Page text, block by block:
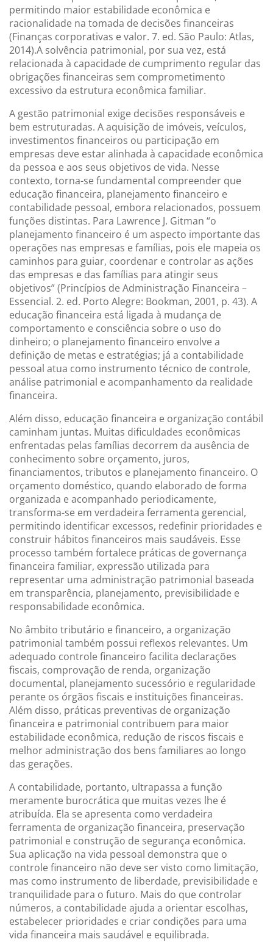
permitindo maior estabilidade econômica e
racionalidade na tomada de decisões financeiras
(Finanças corporativas e valor. 7. ed. São Paulo: Atlas,
2014).A solvência patrimonial, por sua vez, está
relacionada à capacidade de cumprimento regular das
obrigações financeiras sem comprometimento
excessivo da estrutura econômica familiar.
A gestão patrimonial exige decisões responsáveis e
bem estruturadas. A aquisição de imóveis, veículos,
investimentos financeiros ou participação em
empresas deve estar alinhada à capacidade econômica
da pessoa e aos seus objetivos de vida. Nesse
contexto, torna-se fundamental compreender que
educação financeira, planejamento financeiro e
contabilidade pessoal, embora relacionados, possuem
funções distintas. Para Lawrence J. Gitman “o
planejamento financeiro é um aspecto importante das
operações nas empresas e famílias, pois ele mapeia os
caminhos para guiar, coordenar e controlar as ações
das empresas e das famílias para atingir seus
objetivos” (Princípios de Administração Financeira –
Essencial. 2. ed. Porto Alegre: Bookman, 2001, p. 43). A
educação financeira está ligada à mudança de
comportamento e consciência sobre o uso do
dinheiro; o planejamento financeiro envolve a
definição de metas e estratégias; já a contabilidade
pessoal atua como instrumento técnico de controle,
análise patrimonial e acompanhamento da realidade
financeira.
Além disso, educação financeira e organização contábil
caminham juntas. Muitas dificuldades econômicas
enfrentadas pelas famílias decorrem da ausência de
conhecimento sobre orçamento, juros,
financiamentos, tributos e planejamento financeiro. O
orçamento doméstico, quando elaborado de forma
organizada e acompanhado periodicamente,
transforma-se em verdadeira ferramenta gerencial,
permitindo identificar excessos, redefinir prioridades e
construir hábitos financeiros mais saudáveis. Esse
processo também fortalece práticas de governança
financeira familiar, expressão utilizada para
representar uma administração patrimonial baseada
em transparência, planejamento, previsibilidade e
responsabilidade econômica.
No âmbito tributário e financeiro, a organização
patrimonial também possui reflexos relevantes. Um
adequado controle financeiro facilita declarações
fiscais, comprovação de renda, organização
documental, planejamento sucessório e regularidade
perante os órgãos fiscais e instituições financeiras.
Além disso, práticas preventivas de organização
financeira e patrimonial contribuem para maior
estabilidade econômica, redução de riscos fiscais e
melhor administração dos bens familiares ao longo
das gerações.
A contabilidade, portanto, ultrapassa a função
meramente burocrática que muitas vezes lhe é
atribuída. Ela se apresenta como verdadeira
ferramenta de organização financeira, preservação
patrimonial e construção de segurança econômica.
Sua aplicação na vida pessoal demonstra que o
controle financeiro não deve ser visto como limitação,
mas como instrumento de liberdade, previsibilidade e
tranquilidade para o futuro. Mais do que controlar
números, a contabilidade ajuda a orientar escolhas,
estabelecer prioridades e criar condições para uma
vida financeira mais saudável e equilibrada.